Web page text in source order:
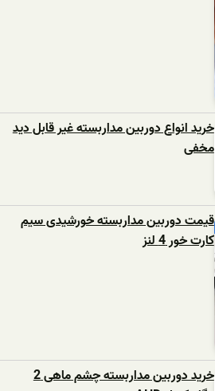
خرید انواع دوربین مداربسته غیر قابل دید
مخفی
قیمت دوربین مداربسته خورشیدی سیم
کارت خور 4 لنز
خرید دوربین مداربسته چشم ماهی 2